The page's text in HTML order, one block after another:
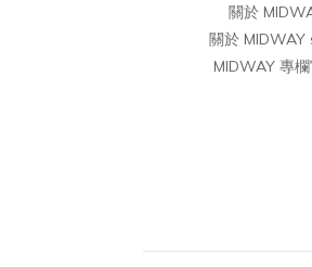
關於
關於 MIDWAY
MIDWAY 專